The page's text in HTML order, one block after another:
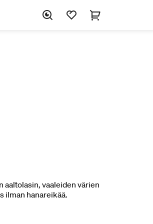
aaltolasin, vaaleiden värien
ilman hanareikää.